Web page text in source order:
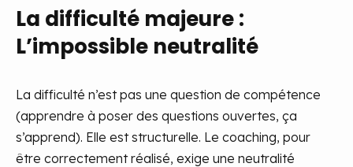
La difficulté majeure :
L’impossible neutralité
La difficulté n’est pas une question de compétence
(apprendre à poser des questions ouvertes, ça
s’apprend). Elle est structurelle. Le coaching, pour
être correctement réalisé, exige une neutralité